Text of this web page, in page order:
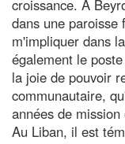
croissance. A
dans une paroisse
m'impliquer dans
également le
la joie de pouvoir
communautaire,
années de
Au Liban, il est